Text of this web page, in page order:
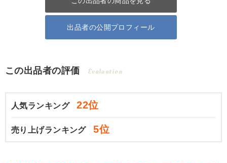
出品者の公開プロフィール
この出品者の評価 Evaluation
人気ランキング 22位
売り上げランキング 5位